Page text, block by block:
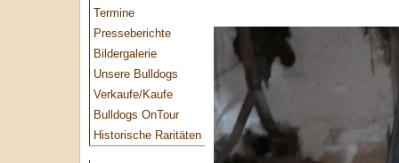
Termine
Presseberichte
Bildergalerie
Unsere Bulldogs
Verkaufe/Kaufe
Bulldogs OnTour
Historische Raritäten